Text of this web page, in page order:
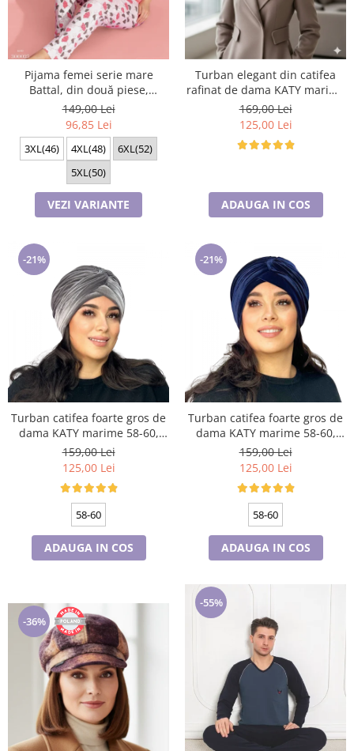
Cadouri pentru Doctori
Cadouri pentru Sfânta Maria
Martisoare
Pijama femei serie mare
Battal, din două piese,
bumbac , Lux PIJ300025
149,00 Lei
96,85 Lei
3XL(46) 4XL(48)
6XL(52)
5XL(50)
VEZI VARIANTE
Turban elegant din catifea
rafinat de dama KATY marime
universala, captuseala polar,
culoare maro Sequoia
169,00 Lei
125,00 Lei
ADAUGA IN COS
-21%
Turban catifea foarte gros de
dama KATY marime 58-60,
captuseala polar, culoare gri
deschis
159,00 Lei
125,00 Lei
58-60
ADAUGA IN COS
-21%
Turban catifea foarte gros de
dama KATY marime 58-60,
captuseala polar, culoare
bleomarin
159,00 Lei
125,00 Lei
58-60
ADAUGA IN COS
-36%
-55%